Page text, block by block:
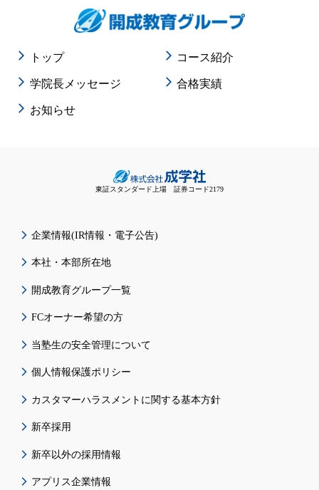
トップ コース紹介
学院長メッセージ 合格実績
お知らせ
東証スタンダード上場 証券コード2179
企業情報(IR情報・電子公告)
本社・本部所在地
開成教育グループ一覧
FCオーナー希望の方
当塾生の安全管理について
個人情報保護ポリシー
カスタマーハラスメントに関する基本方針
新卒採用
新卒以外の採用情報
アプリス企業情報